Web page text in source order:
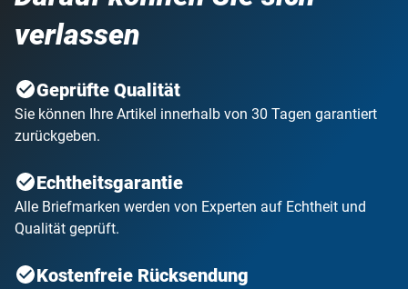
Gebieten!
verlassen
Geprüfte Qualität
Sie können Ihre Artikel innerhalb von 30 Tagen garantiert
zurückgeben.
Echtheitsgarantie
Alle Briefmarken werden von Experten auf Echtheit und
Qualität geprüft.
Kostenfreie Rücksendung